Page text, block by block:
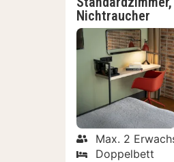
Nichtraucher
Max. 2
Doppelbett